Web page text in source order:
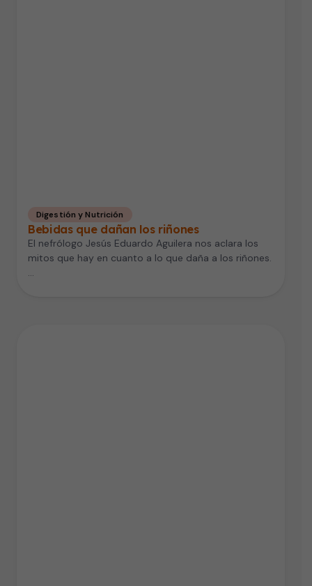
Digestión y Nutrición
Bebidas que dañan los riñones
El nefrólogo Jesús Eduardo Aguilera nos aclara los
mitos que hay en cuanto a lo que daña a los riñones.